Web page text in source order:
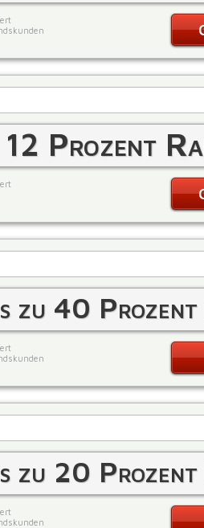
12 Prozent
zu 40
zu 20